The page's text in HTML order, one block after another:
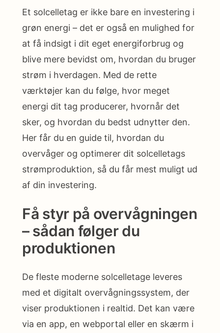
Et solcelletag er ikke bare en investering i
grøn energi – det er også en mulighed for
at få indsigt i dit eget energiforbrug og
blive mere bevidst om, hvordan du bruger
strøm i hverdagen. Med de rette
værktøjer kan du følge, hvor meget
energi dit tag producerer, hvornår det
sker, og hvordan du bedst udnytter den.
Her får du en guide til, hvordan du
overvåger og optimerer dit solcelletags
strømproduktion, så du får mest muligt ud
af din investering.
Få styr på overvågningen
– sådan følger du
produktionen
De fleste moderne solcelletage leveres
med et digitalt overvågningssystem, der
viser produktionen i realtid. Det kan være
via en app, en webportal eller en skærm i